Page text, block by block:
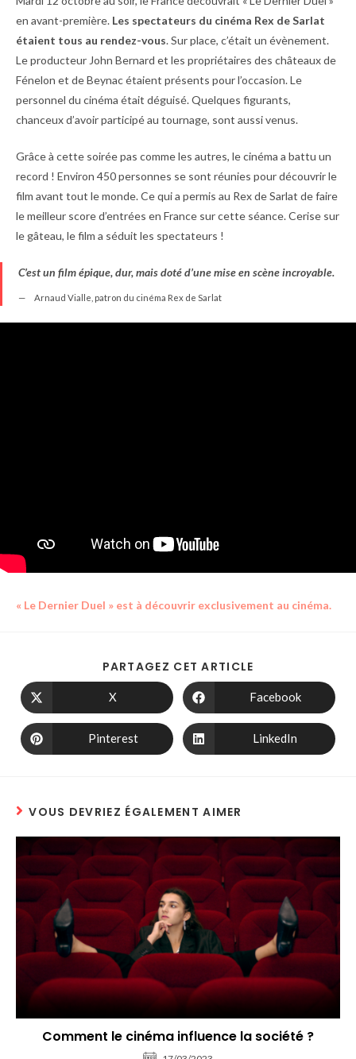
en avant-première. Les spectateurs du cinéma Rex de Sarlat
étaient tous au rendez-vous. Sur place, c’était un évènement.
Le producteur John Bernard et les propriétaires des châteaux de
Fénelon et de Beynac étaient présents pour l’occasion. Le
personnel du cinéma était déguisé. Quelques figurants,
chanceux d’avoir participé au tournage, sont aussi venus.
Grâce à cette soirée pas comme les autres, le cinéma a battu un
record ! Environ 450 personnes se sont réunies pour découvrir le
film avant tout le monde. Ce qui a permis au Rex de Sarlat de faire
le meilleur score d’entrées en France sur cette séance. Cerise sur
le gâteau, le film a séduit les spectateurs !
C’est un film épique, dur, mais doté d’une mise en scène incroyable.
Arnaud Vialle, patron du cinéma Rex de Sarlat
« Le Dernier Duel » est à découvrir exclusivement au cinéma.
PARTAGEZ CET ARTICLE
X Facebook
Pinterest LinkedIn
VOUS DEVRIEZ ÉGALEMENT AIMER
Comment le cinéma influence la société ?